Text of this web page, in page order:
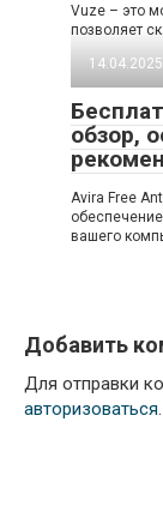
Vuze – это
позволяет
14.04.2025
обзор,
Avira Free
вашего
Добавить
Для отправки
авторизоваться.